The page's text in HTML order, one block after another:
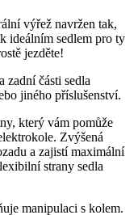
výřež navržen tak,
ideálním sedlem pro ty
jezděte!
zadní části sedla
jiného příslušenství.
který vám pomůže
Zvýšená
a zajistí maximální
strany sedla
manipulaci s kolem.